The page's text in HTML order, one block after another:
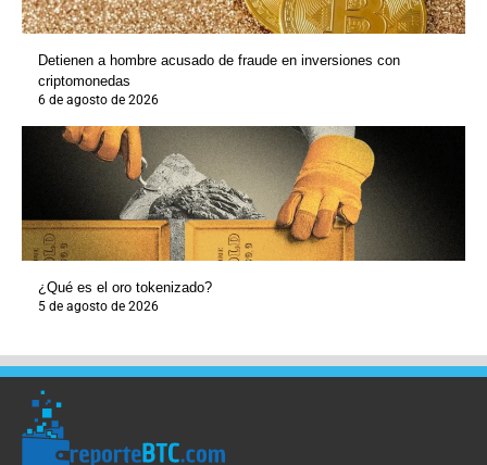
Detienen a hombre acusado de fraude en inversiones con
criptomonedas
6 de agosto de 2026
¿Qué es el oro tokenizado?
5 de agosto de 2026